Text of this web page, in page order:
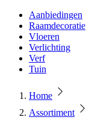
Aanbiedingen
Raamdecoratie
Vloeren
Verlichting
Verf
Tuin
Home
Assortiment